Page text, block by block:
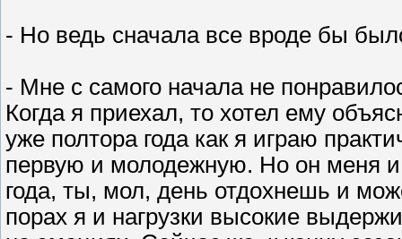
- Но ведь сначала все вроде бы
- Мне с самого начала не
Когда я приехал, то хотел ему
уже полтора года как я играю
первую и молодежную. Но он меня и
года, ты, мол, день отдохнешь и
порах я и нагрузки высокие